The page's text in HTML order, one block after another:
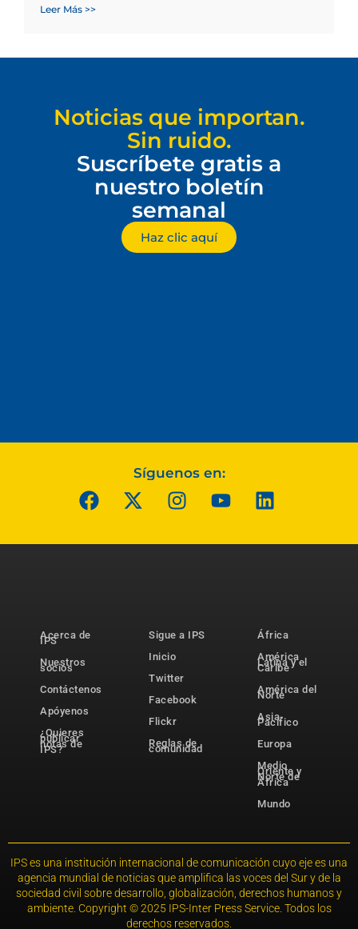
Leer Más >>
Noticias que importan.
Sin ruido.
Suscríbete gratis a
nuestro boletín
semanal
Haz clic aquí
Síguenos en:
Acerca de
IPS
Nuestros
socios
Contáctenos
Apóyenos
¿Quieres
publicar
notas de
IPS?
Sigue a IPS
Inicio
Twitter
Facebook
Flickr
Reglas de
comunidad
África
América
Latina y el
Caribe
América del
Norte
Asia-
Pacífico
Europa
Medio
Oriente y
Norte de
África
Mundo
IPS es una institución internacional de comunicación cuyo eje es una
agencia mundial de noticias que amplifica las voces del Sur y de la
sociedad civil sobre desarrollo, globalización, derechos humanos y
ambiente. Copyright © 2025 IPS-Inter Press Service. Todos los
derechos reservados.